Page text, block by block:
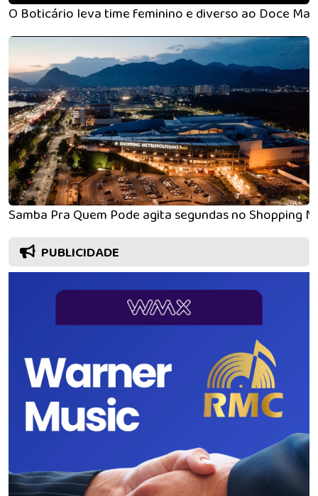
O Boticário leva time feminino e diverso ao Doce
Samba Pra Quem Pode agita segundas no
PUBLICIDADE